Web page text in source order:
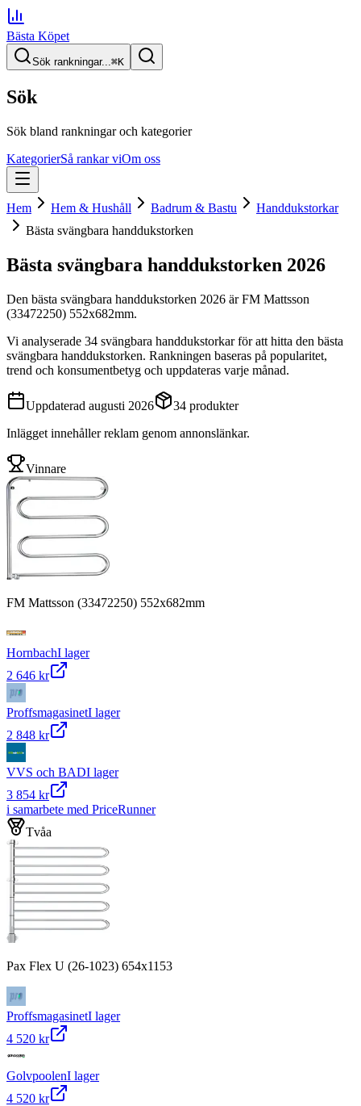
Bästa Köpet
Sök rankningar...⌘K
Sök
Sök bland rankningar och kategorier
KategorierSå rankar viOm oss
Hem Hem & Hushåll Badrum & Bastu
Handdukstorkar
Bästa svängbara handdukstorken
Bästa svängbara handdukstorken 2026
Den bästa svängbara handdukstorken 2026 ärFM Mattsson
(33472250) 552x682mm.
Vi analyserade 34 svängbara handdukstorkarför att hitta den bästa
svängbara handdukstorken. Rankningen baseras på popularitet,
trend och konsumentbetyg och uppdateras varje månad.
Uppdaterad augusti 2026 34 produkter
Inlägget innehåller reklam genom annonslänkar.
Vinnare
FM Mattsson (33472250) 552x682mm
HornbachI lager
2 646 kr
ProffsmagasinetI lager
2 848 kr
VVS och BADI lager
3 854 kr
i samarbete med PriceRunner
Tvåa
Pax Flex U (26-1023) 654x1153
ProffsmagasinetI lager
4 520 kr
GolvpoolenI lager
4 520 kr